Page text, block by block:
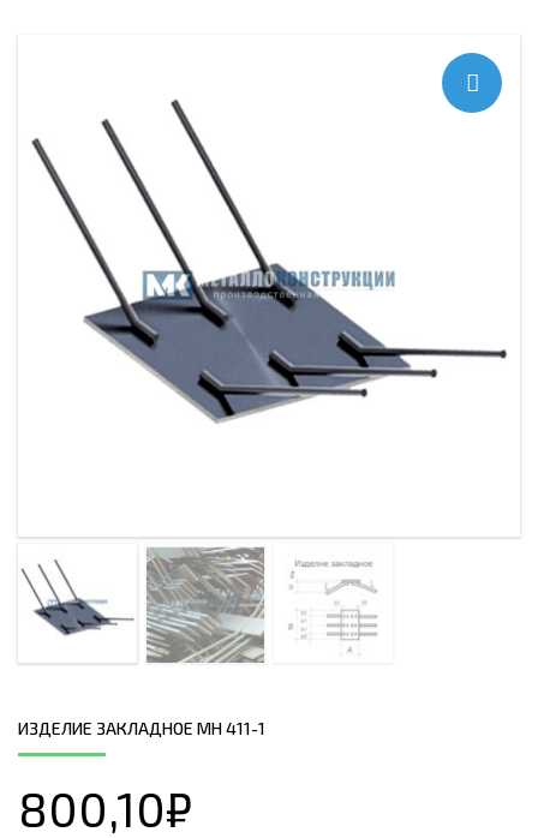
ИЗДЕЛИЕ ЗАКЛАДНОЕ МН 411-1
800,10₽